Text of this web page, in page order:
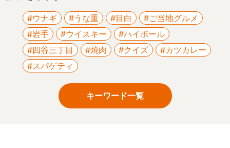
#ウナギ #うな重 #目白
#ご当地グルメ
#岩手
#ウイスキー
#ハイボール
#四谷三丁目
#焼肉 #クイズ
#カツカレー
#スパゲティ
キーワード一覧